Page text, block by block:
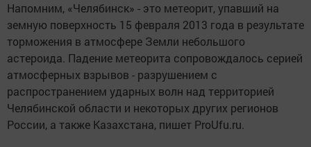
Напомним, «Челябинск» - это метеорит, упавший на
земную поверхность 15 февраля 2013 года в результате
торможения в атмосфере Земли небольшого
астероида. Падение метеорита сопровождалось серией
атмосферных взрывов - разрушением с
распространением ударных волн над территорией
Челябинской области и некоторых других регионов
России, а также Казахстана, пишет ProUfu.ru.